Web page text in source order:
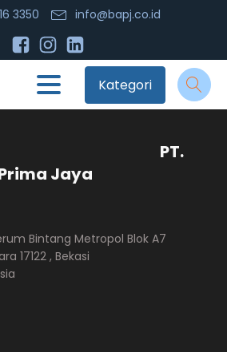
3350 info@bapj.co.id
Kategori
Jaya
Bintang Metropol Blok A7
17122 , Bekasi